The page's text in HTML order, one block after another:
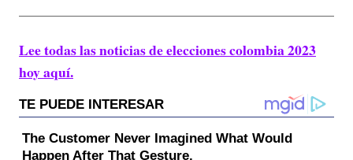
Lee todas las noticias de elecciones colombia 2023
hoy aquí.